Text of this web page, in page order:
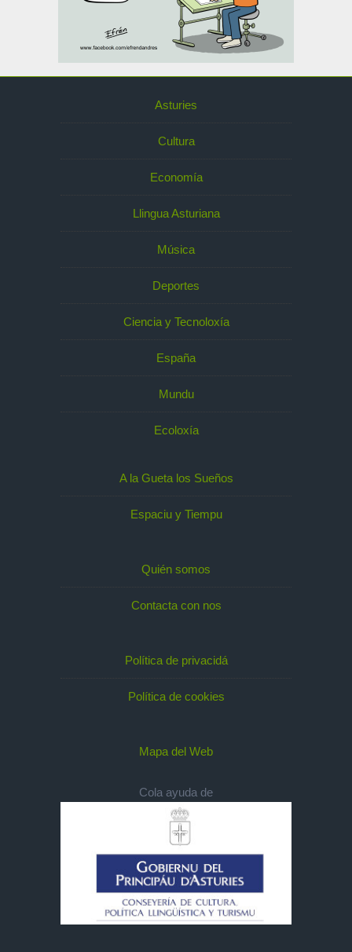
Asturies
Cultura
Economía
Llingua Asturiana
Música
Deportes
Ciencia y Tecnoloxía
España
Mundu
Ecoloxía
A la Gueta los Sueños
Espaciu y Tiempu
Quién somos
Contacta con nos
Política de privacidá
Política de cookies
Mapa del Web
Cola ayuda de